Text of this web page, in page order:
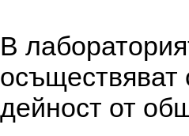
В
осъществяват
дейност от